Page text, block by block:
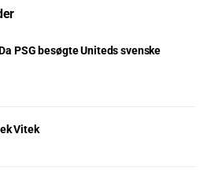
PSG besøgte Uniteds svenske
Vitek